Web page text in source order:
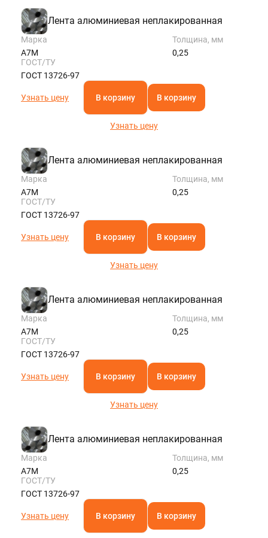
Лента алюминиевая неплакированная
Марка
А7М
Толщина, мм
0,25
ГОСТ/ТУ
ГОСТ 13726-97
Узнать цену В корзину В корзину
Узнать цену
Лента алюминиевая неплакированная
Марка
А7М
Толщина, мм
0,25
ГОСТ/ТУ
ГОСТ 13726-97
Узнать цену В корзину В корзину
Узнать цену
Лента алюминиевая неплакированная
Марка
А7М
Толщина, мм
0,25
ГОСТ/ТУ
ГОСТ 13726-97
Узнать цену В корзину В корзину
Узнать цену
Лента алюминиевая неплакированная
Марка
А7М
Толщина, мм
0,25
ГОСТ/ТУ
ГОСТ 13726-97
Узнать цену В корзину В корзину